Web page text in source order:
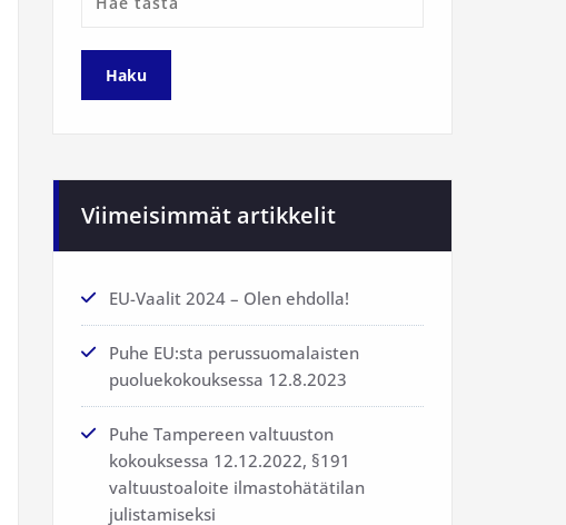
Viimeisimmät artikkelit
EU-Vaalit 2024 – Olen ehdolla!
Puhe EU:sta perussuomalaisten
puoluekokouksessa 12.8.2023
Puhe Tampereen valtuuston
kokouksessa 12.12.2022, §191
valtuustoaloite ilmastohätätilan
julistamiseksi